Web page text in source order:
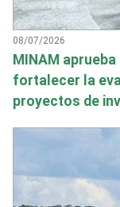
08/07/2026
MINAM
fortalecer la
proyectos de